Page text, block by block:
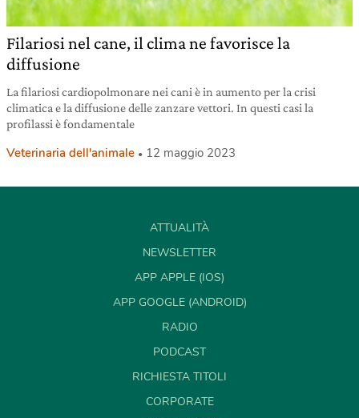
Filariosi nel cane, il clima ne favorisce la
diffusione
La filariosi cardiopolmonare nei cani è in aumento per la crisi
climatica e la diffusione delle zanzare vettori. In questi casi la
profilassi è fondamentale
Veterinaria dell'animale 12 maggio 2023
ATTUALITÀ
NEWSLETTER
APP APPLE (IOS)
APP GOOGLE (ANDROID)
RADIO
PODCAST
RICHIESTA TITOLI
CORPORATE